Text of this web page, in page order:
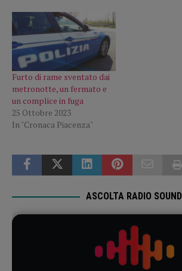
Furto di rame sventato dai
metronotte, un fermato e
un complice in fuga
25 Ottobre 2023
In "Cronaca Piacenza"
ASCOLTA RADIO SOUND